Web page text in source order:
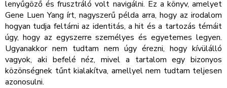
lenyűgöző és frusztráló volt navigálni. Ez a könyv, amelyet
Gene Luen Yang írt, nagyszerű példa arra, hogy az irodalom
hogyan tudja feltárni az identitás, a hit és a tartozás témáit
úgy, hogy az egyszerre személyes és egyetemes legyen.
Ugyanakkor nem tudtam nem úgy érezni, hogy kívülálló
vagyok, aki befelé néz, mivel a tartalom egy bizonyos
közönségnek tűnt kialakítva, amellyel nem tudtam teljesen
azonosulni.